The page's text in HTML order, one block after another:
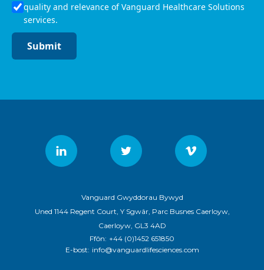
quality and relevance of Vanguard Healthcare Solutions
services.
Submit
Vanguard Gwyddorau Bywyd
Uned 1144 Regent Court, Y Sgwâr, Parc Busnes Caerloyw,
Caerloyw, GL3 4AD
Ffôn: +44 (0)1452 651850
E-bost: info@vanguardlifesciences.com